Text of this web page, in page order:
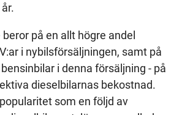
på en allt högre andel
i nybilsförsäljningen, samt på
i denna försäljning - på
dieselbilarnas bekostnad.
som en följd av